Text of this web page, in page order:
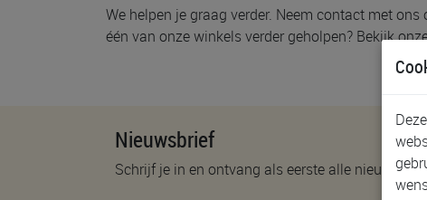
We helpen je graag verder. Neem contact met ons
één van onze winkels verder geholpen? Bekijk
Nieuwsbrief
Schrijf je in en ontvang als eerste alle nieuwtjes!